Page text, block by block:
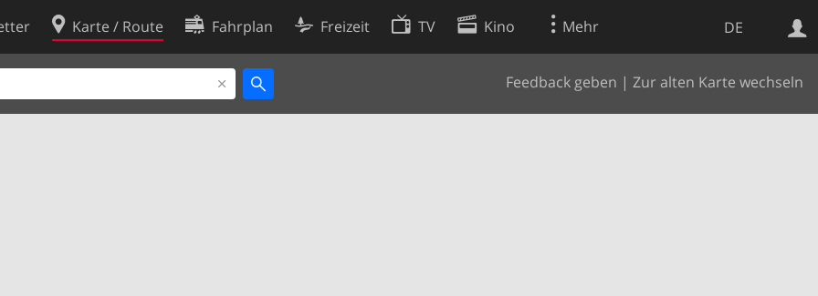
DE
Karte / Route Fahrplan Freizeit TV Kino Mehr
Feedback geben | Zur alten Karte wechseln
Websuche
Cookie-Richtlinie
Cookie-Einstellungen